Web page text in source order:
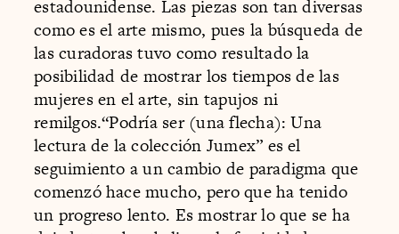
estadounidense. Las piezas son tan diversas
como es el arte mismo, pues la búsqueda de
las curadoras tuvo como resultado la
posibilidad de mostrar los tiempos de las
mujeres en el arte, sin tapujos ni
remilgos.“Podría ser (una flecha): Una
lectura de la colección Jumex” es el
seguimiento a un cambio de paradigma que
comenzó hace mucho, pero que ha tenido
un progreso lento. Es mostrar lo que se ha